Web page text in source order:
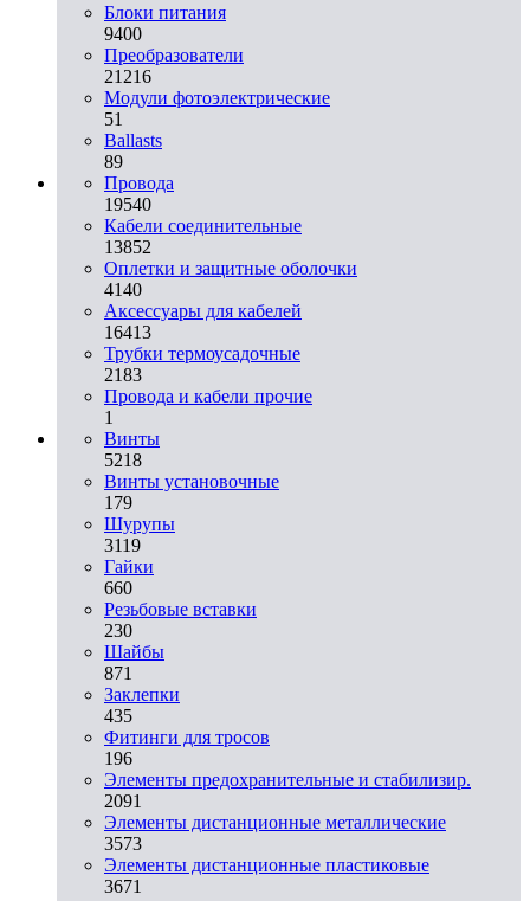
Блоки питания
9400
Преобразователи
21216
Модули фотоэлектрические
51
Ballasts
89
Провода
19540
Кабели соединительные
13852
Оплетки и защитные оболочки
4140
Аксессуары для кабелей
16413
Трубки термоусадочные
2183
Провода и кабели прочие
1
Винты
5218
Винты установочные
179
Шурупы
3119
Гайки
660
Резьбовые вставки
230
Шайбы
871
Заклепки
435
Фитинги для тросов
196
Элементы предохранительные и стабилизир.
2091
Элементы дистанционные металлические
3573
Элементы дистанционные пластиковые
3671